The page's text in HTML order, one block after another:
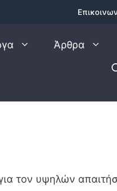
Άρθρα
τον υψηλών